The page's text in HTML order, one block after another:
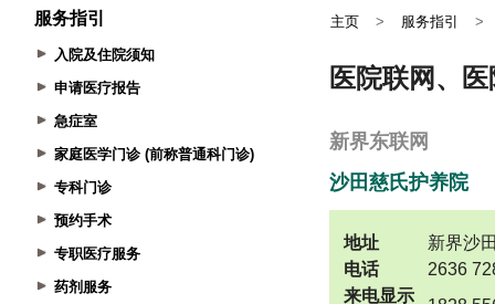
服务指引
入院及住院须知
申请医疗报告
急症室
家庭医学门诊 (前称普通科门诊)
专科门诊
预约手术
专职医疗服务
药剂服务
主页 > 服务指引 >